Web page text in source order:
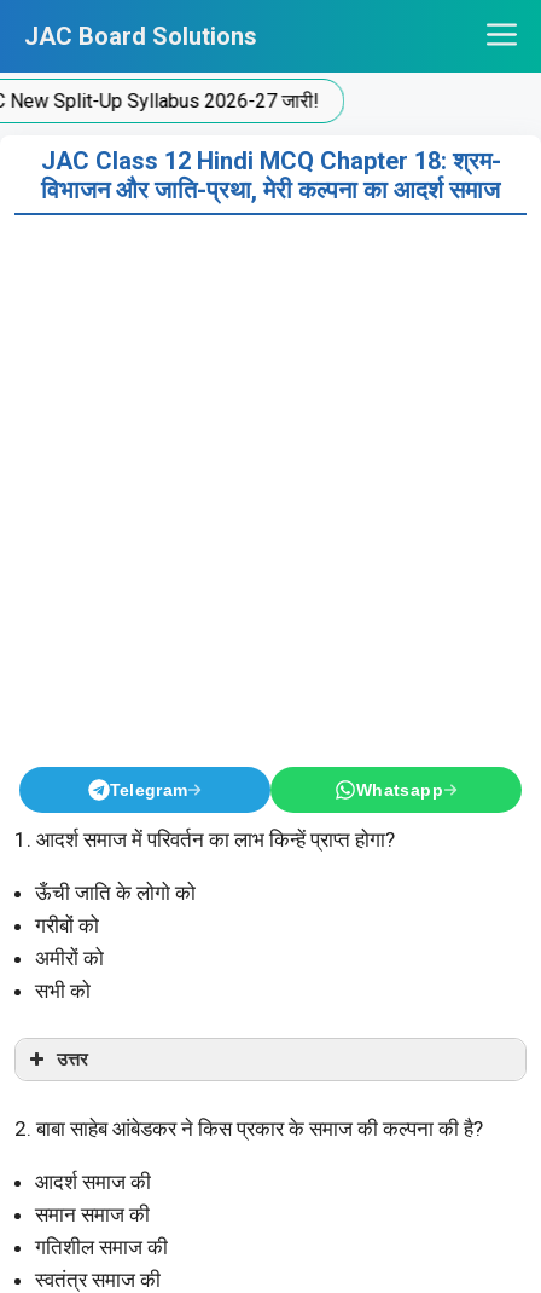
content
JAC Board Solutions
Split-Up Syllabus 2026-27 जारी!
JAC Class 12 Hindi MCQ Chapter 18: श्रम-
विभाजन और जाति-प्रथा, मेरी कल्पना का आदर्श समाज
Telegram Whatsapp
1. आदर्श समाज में परिवर्तन का लाभ किन्हें प्राप्त होगा?
ऊँची जाति के लोगो को
गरीबों को
अमीरों को
सभी को
उत्तर
2. बाबा साहेब आंबेडकर ने किस प्रकार के समाज की कल्पना की है?
आदर्श समाज की
समान समाज की
गतिशील समाज की
स्वतंत्र समाज की